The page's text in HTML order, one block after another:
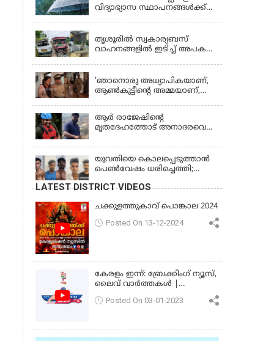
വിദ്യാഭ്യാസ സ്ഥാപനങ്ങൾക്ക്
തൃശൂരിൽ സ്വകാര്യബസ്
വാഹനങ്ങളില്‍ ഇടിച്ച് അപകടം:
'ഞാനൊരു അധ്യാപികയാണ്,
ആണ്‍കുട്ടീന്റെ അമ്മയാണ്‌,
കസ്റ്റഡിയിൽ വിട്ട് കോടതി,
ജാമ്യാപേക്ഷ തള്ളി
ആര്‍ രാജേഷിന്റെ
മൃതദേഹത്തോട് അനാദരവെന്ന്
ക്രമീകരണത്തില്‍ ഗുരുതര
വീഴ്ച; മൃതദേഹം ചാവക്കാട്
വരെ എത്തിച്ചത് ഫ്രീസര്‍
സംവിധാനം ഇല്ലാതെയെന്നും
ആരോപണം
യുവതിയെ കൊലപ്പെടുത്താൻ
പെൺവേഷം ധരിച്ചെത്തി;
LATEST DISTRICT VIDEOS
ചക്കുളത്തുകാവ് പൊങ്കാല 2024
Posted On 13-12-2024
കേരളം ഇന്ന്: ബ്രേക്കിംഗ് ന്യൂസ്,
ലൈവ് വാർത്തകൾ |
Posted On 03-01-2023